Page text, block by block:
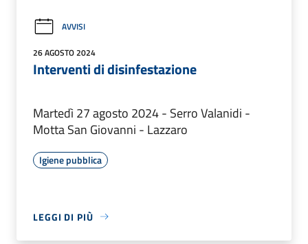
AVVISI
26 AGOSTO 2024
Interventi di disinfestazione
Martedì 27 agosto 2024 - Serro Valanidi -
Motta San Giovanni - Lazzaro
Igiene pubblica
LEGGI DI PIÙ